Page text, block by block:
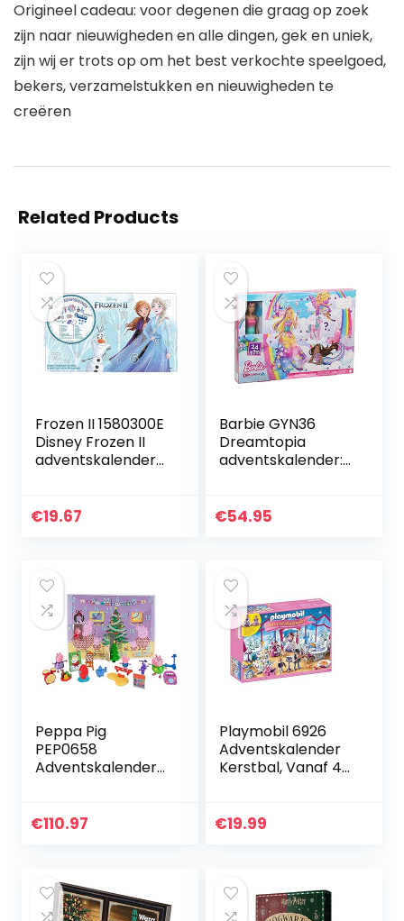
Origineel cadeau: voor degenen die graag op zoek
zijn naar nieuwigheden en alle dingen, gek en uniek,
zijn wij er trots op om het best verkochte speelgoed,
bekers, verzamelstukken en nieuwigheden te
creëren
Related Products
Frozen II 1580300E
Disney Frozen II
adventskalender
kindercosmeticav
€19.67
Barbie GYN36
Dreamtopia
adventskalender:
accessoires en 10
€54.95
Peppa Pig
PEP0658
Adventskalender
en accessoires
€110.97
Playmobil 6926
Adventskalender
Kerstbal, Vanaf 4
€19.99